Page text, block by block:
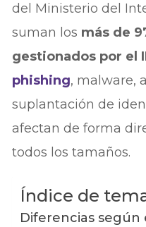
del Ministerio del
suman los más de
gestionados por el
phishing, malware,
suplantación de
afectan de forma
todos los tamaños.
Índice de
Diferencias según